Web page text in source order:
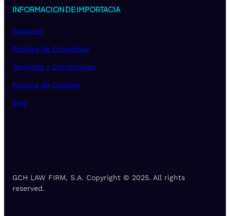
INFORMACION DE IMPORTACIA
Nosotros
Política de Privacidad
Terminos y Condiciones
Politica de Cookies
Blog
GCH LAW FIRM, S.A. Copyright © 2025. All rights
reserved.